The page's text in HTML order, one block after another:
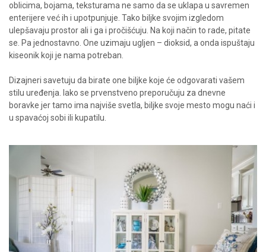
oblicima, bojama, teksturama ne samo da se uklapa u savremen
enterijere već ih i upotpunjuje. Tako biljke svojim izgledom
ulepšavaju prostor ali i ga i pročišćuju. Na koji način to rade, pitate
se. Pa jednostavno. One uzimaju ugljen – dioksid, a onda ispuštaju
kiseonik koji je nama potreban.
Dizajneri savetuju da birate one biljke koje će odgovarati vašem
stilu uređenja. Iako se prvenstveno preporučuju za dnevne
boravke jer tamo ima najviše svetla, biljke svoje mesto mogu naći i
u spavaćoj sobi ili kupatilu.